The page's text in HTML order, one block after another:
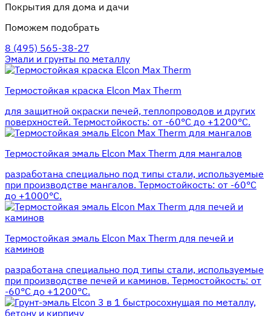
Покрытия для дома и дачи
Поможем подобрать
8 (495) 565-38-27
Эмали и грунты по металлу
Термостойкая краска Elcon Max Therm
для защитной окраски печей, теплопроводов и других
поверхностей. Термостойкость: от -60°С до +1200°С.
Термостойкая эмаль Elcon Max Therm для мангалов
разработана специально под типы стали, используемые
при производстве мангалов. Термостойкость: от -60°С
до +1000°С.
Термостойкая эмаль Elcon Max Therm для печей и
каминов
разработана специально под типы стали, используемые
при производстве печей и каминов. Термостойкость: от
-60°С до +1200°С.